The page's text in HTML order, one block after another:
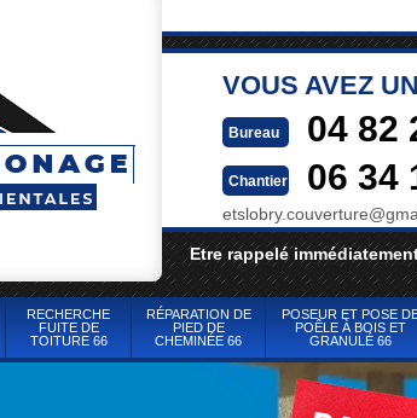
VOUS AVEZ
Bureau 04 82
Chantier 06 34
Etre rappelé
RECHERCHE
FUITE DE
TOITURE 66
RÉPARATION DE
PIED DE
CHEMINÉE 66
POSEUR ET POSE
POÊLE À BOIS ET
GRANULÉ 66